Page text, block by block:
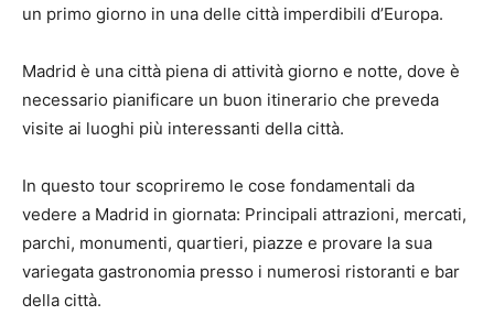
un primo giorno in una delle città imperdibili d’Europa.
Madrid è una città piena di attività giorno e notte, dove è
necessario pianificare un buon itinerario che preveda
visite ai luoghi più interessanti della città.
In questo tour scopriremo le cose fondamentali da
vedere a Madrid in giornata: Principali attrazioni, mercati,
parchi, monumenti, quartieri, piazze e provare la sua
variegata gastronomia presso i numerosi ristoranti e bar
della città.